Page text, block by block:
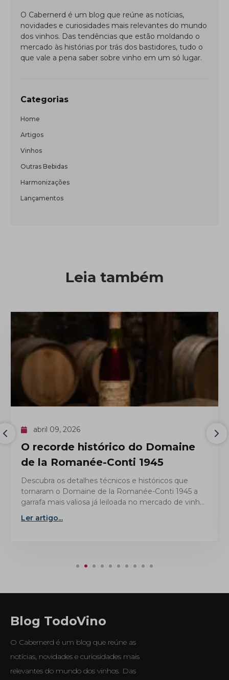
O Cabernerd é um blog que reúne as notícias,
novidades e curiosidades mais relevantes do mundo
dos vinhos. Das tendências que estão moldando o
mercado às histórias por trás dos bastidores, tudo o
que vale a pena saber sobre vinho em um só lugar.
Categorias
Home
Artigos
Vinhos
Outras Bebidas
Harmonizações
Lançamentos
Leia também
abril 09, 2026
O recorde histórico do Domaine
de la Romanée-Conti 1945
Descubra os detalhes técnicos e históricos que
tornaram o Domaine de la Romanée-Conti 1945 a
garrafa mais valiosa já leiloada no mercado de vinhos
Ler artigo...
Blog TodoVino
O Cabernerd é um blog que reúne as
notícias, novidades e curiosidades mais
relevantes do mundo dos vinhos. Das